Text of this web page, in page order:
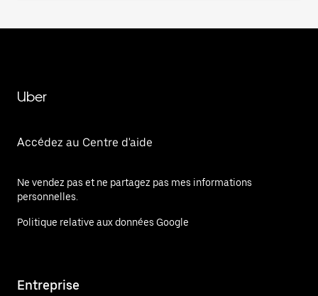
Uber
Accédez au Centre d'aide
Ne vendez pas et ne partagez pas mes informations
personnelles.
Politique relative aux données Google
Entreprise